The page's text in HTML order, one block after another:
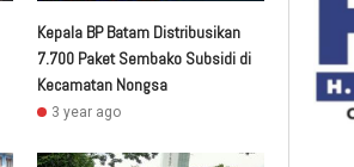
Kepala BP Batam Distribusikan
7.700 Paket Sembako Subsidi di
Kecamatan Nongsa
3 year ago